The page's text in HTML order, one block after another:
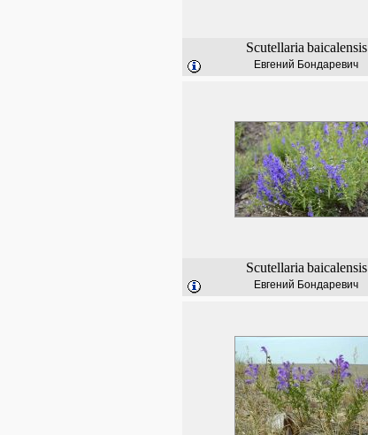
Scutellaria baicalensis
Евгений Бондаревич
Scutellaria baicalensis
Евгений Бондаревич